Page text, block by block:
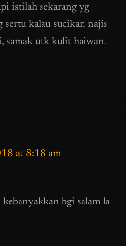
istilah sekarang yg
sertu kalau sucikan najis
samak utk kulit haiwan.
at 8:18 am
bgi salam la